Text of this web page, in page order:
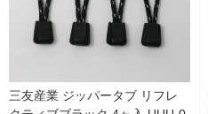
三友産業 ジッパータブ リフレ